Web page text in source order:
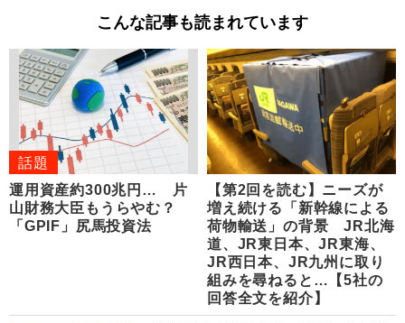
こんな記事も読まれています
話題
運用資産約300兆円… 片
山財務大臣もうらやむ？
「GPIF」尻馬投資法
【第2回を読む】ニーズが
増え続ける「新幹線による
荷物輸送」の背景 JR北海
道、JR東日本、JR東海、
JR西日本、JR九州に取り
組みを尋ねると…【5社の
回答全文を紹介】